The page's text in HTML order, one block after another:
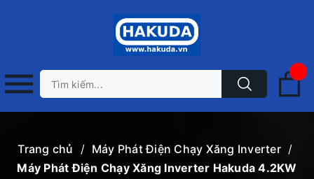
Trang chủ / Máy Phát Điện Chạy Xăng Inverter /
Máy Phát Điện Chạy Xăng Inverter Hakuda 4.2KW